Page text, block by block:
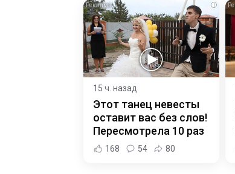
i
15 ч. назад
Этот танец невесты
оставит вас без слов!
Пересмотрела 10 раз
168 54 80